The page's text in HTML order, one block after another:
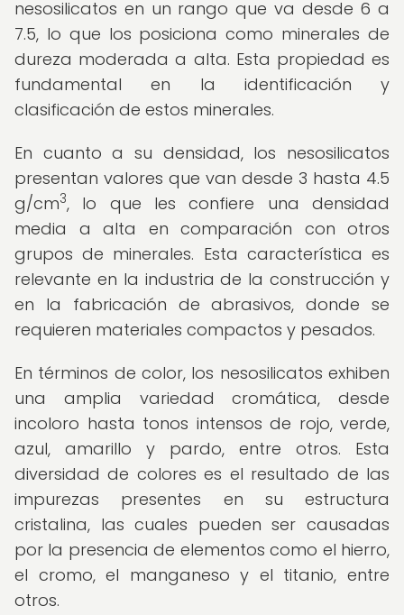
nesosilicatos en un rango que va desde 6 a
7.5, lo que los posiciona como minerales de
dureza moderada a alta. Esta propiedad es
fundamental en la identificación y
clasificación de estos minerales.
En cuanto a su densidad, los nesosilicatos
presentan valores que van desde 3 hasta 4.5
g/cm3, lo que les confiere una densidad
media a alta en comparación con otros
grupos de minerales. Esta característica es
relevante en la industria de la construcción y
en la fabricación de abrasivos, donde se
requieren materiales compactos y pesados.
En términos de color, los nesosilicatos exhiben
una amplia variedad cromática, desde
incoloro hasta tonos intensos de rojo, verde,
azul, amarillo y pardo, entre otros. Esta
diversidad de colores es el resultado de las
impurezas presentes en su estructura
cristalina, las cuales pueden ser causadas
por la presencia de elementos como el hierro,
el cromo, el manganeso y el titanio, entre
otros.